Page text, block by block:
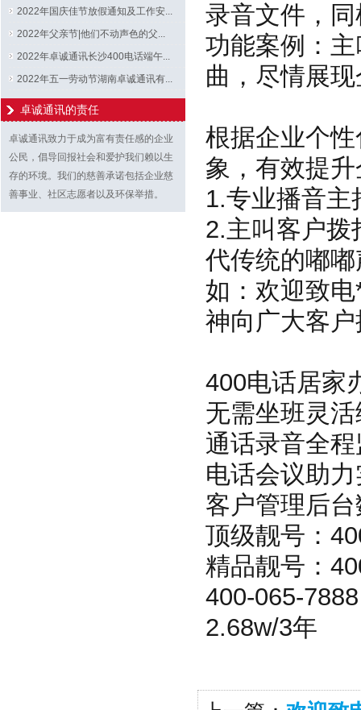
2022年国庆佳节放假通知及工作安...
2022年父亲节|他们不动声色的父...
2022年卓诚通讯长沙400电话端午...
2022年五一劳动节湖南卓诚通讯有...
卓诚通讯的责任
卓诚通讯致力于成为富有责任感的企业
公民，倡导回报社会和爱护我们赖以生
存的环境。我们的慈善承诺包括企业慈
善事业、社区志愿者以及环保举措。
录音文件，
功能案例：
曲，尽情展
根据企业个
象，有效提
1.专业播音主
2.主叫客户拨
代传统的嘟
如：欢迎致
神向广大客
400电话居家
无需坐班灵
通话录音全
电话会议助
客户管理后
顶级靓号：
精品靓号：
400-065-
2.68w/3年